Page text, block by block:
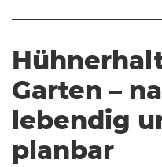
Garten –
lebendig
planbar